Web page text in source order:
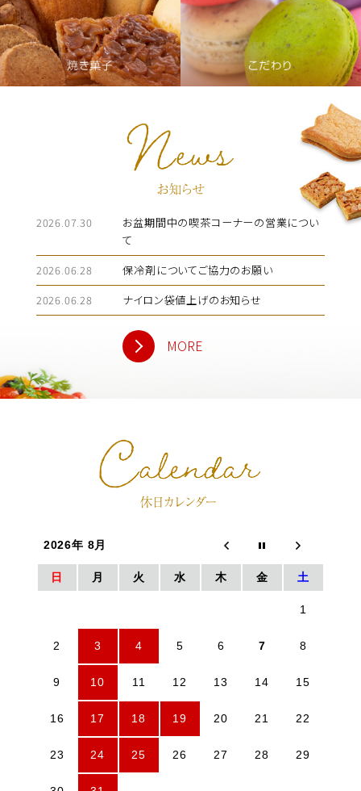
2026.07.30
お盆期間中の喫茶コーナーの営業につい
て
2026.06.28
保冷剤についてご協力のお願い
2026.06.28
ナイロン袋値上げのお知らせ
MORE
2026年 8月
日 月 火 水 木 金 土
1
2 3 4 5 6 7 8
9 10 11 12 13 14 15
16 17 18 19 20 21 22
23 24 25 26 27 28 29